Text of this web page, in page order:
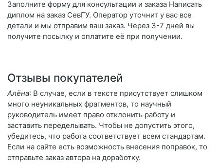
Заполните форму для консультации и заказа Написать
диплом на заказ СевГУ. Оператор уточнит у вас все
детали и мы отправим ваш заказ. Через 3-7 дней вы
получите посылку и оплатите её при получении.
Отзывы покупателей
Алёна: В случае, если в тексте присутствует слишком
много неуникальных фрагментов, то научный
руководитель имеет право отклонить работу и
заставить переделывать. Чтобы не допустить этого,
убедитесь, что работа соответствует всем стандартам.
Если на сайте есть возможность внесения поправок, то
отправьте заказ автора на доработку.